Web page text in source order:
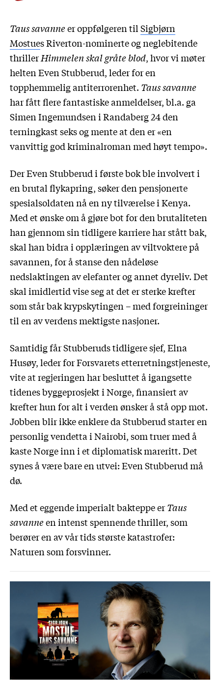
Taus savanneer oppfølgeren tilSigbjørn
Mostues Riverton-nominerte og neglebitende
thrillerHimmelen skal gråte blod, hvor vi møter
helten Even Stubberud, leder for en
topphemmelig antiterrorenhet. Taus savanne
har fått flere fantastiske anmeldelser, bl.a. ga
Simen Ingemundsen i Randaberg 24 den
terningkast seks og mente at den er «en
vanvittig god kriminalroman med høyt tempo».
Der Even Stubberud i første bok ble involvert i
en brutal flykapring, søker den pensjonerte
spesialsoldaten nå en ny tilværelse i Kenya.
Med et ønske om å gjøre bot for den brutaliteten
han gjennom sin tidligere karriere har stått bak,
skal han bidra i opplæringen av viltvoktere på
savannen, for å stanse den nådeløse
nedslaktingen av elefanter og annet dyreliv. Det
skal imidlertid vise seg at det er sterke krefter
som står bak krypskytingen – med forgreininger
til en av verdens mektigste nasjoner.
Samtidig får Stubberuds tidligere sjef, Elna
Husøy, leder for Forsvarets etterretningstjeneste,
vite at regjeringen har besluttet å igangsette
tidenes byggeprosjekt i Norge, finansiert av
krefter hun for alt i verden ønsker å stå opp mot.
Jobben blir ikke enklere da Stubberud starter en
personlig vendetta i Nairobi, som truer med å
kaste Norge inn i et diplomatisk mareritt. Det
synes å være bare en utvei: Even Stubberud må
dø.
Med et eggende imperialt bakteppe erTaus
savanneen intenst spennende thriller, som
berører en av vår tids største katastrofer:
Naturen som forsvinner.